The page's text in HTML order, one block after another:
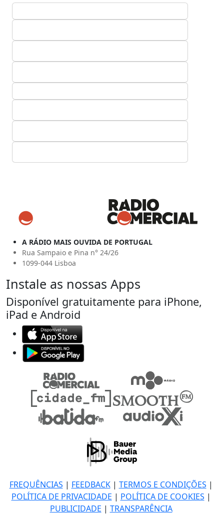
A RÁDIO MAIS OUVIDA DE PORTUGAL
Rua Sampaio e Pina n° 24/26
1099-044 Lisboa
Instale as nossas Apps
Disponível gratuitamente para iPhone,
iPad e Android
FREQUÊNCIAS | FEEDBACK| TERMOS E CONDIÇÕES |
POLÍTICA DE PRIVACIDADE | POLÍTICA DE COOKIES |
PUBLICIDADE | TRANSPARÊNCIA